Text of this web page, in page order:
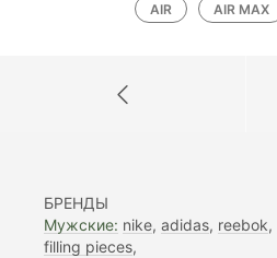
AIR AIR MAX
БРЕНДЫ
Мужские: nike, adidas, reebok,
filling pieces,